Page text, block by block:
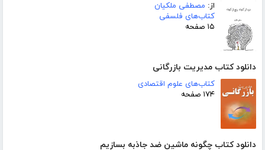
از: مصطفی ملکیان
کتاب‌های فلسفی
۱۵ صفحه
دانلود کتاب مدیریت بازرگانی
کتاب‌های علوم اقتصادی
۱۷۴ صفحه
دانلود کتاب چگونه ماشین ضد جاذبه بسازیم